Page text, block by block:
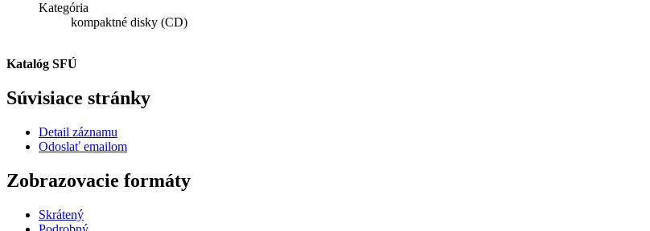
Kategória
kompaktné disky (CD)
Katalóg SFÚ
Súvisiace stránky
Detail záznamu
Odoslať emailom
Zobrazovacie formáty
Skrátený